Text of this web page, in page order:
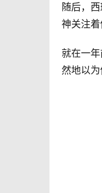
随后，
神关注着
就在一
然地以为